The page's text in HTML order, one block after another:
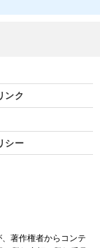
ンク
シー
著作権者からコンテ